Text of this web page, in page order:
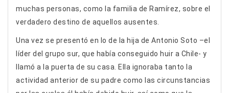
muchas personas, como la familia de Ramírez, sobre el
verdadero destino de aquellos ausentes.
Una vez se presentó en lo de la hija de Antonio Soto –el
líder del grupo sur, que había conseguido huir a Chile- y
llamó a la puerta de su casa. Ella ignoraba tanto la
actividad anterior de su padre como las circunstancias